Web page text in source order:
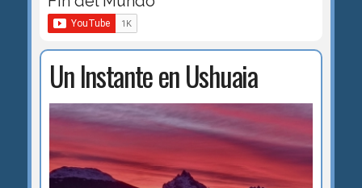
Un Instante en Ushuaia